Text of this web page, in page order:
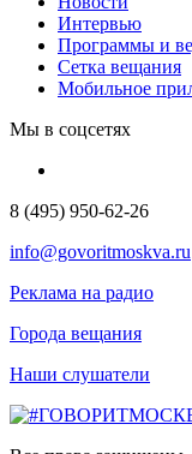
Интервью
Программы и
Сетка вещания
Мобильное
Мы в соцсетях
8 (495) 950-62-26
info@govoritmoskva.ru
Реклама на радио
Города вещания
Наши слушатели